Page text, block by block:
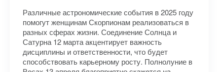
Различные астрономические события в 2025 году
помогут женщинам Скорпионам реализоваться в
разных сферах жизни. Соединение Солнца и
Сатурна 12 марта акцентирует важность
дисциплины и ответственности, что будет
способствовать карьерному росту. Полнолуние в